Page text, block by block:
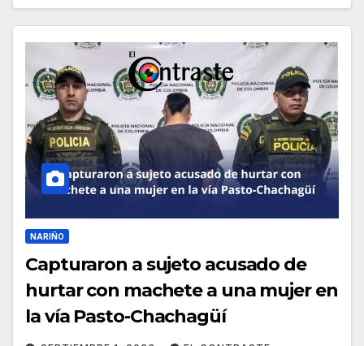
NARIÑO
Capturaron a sujeto acusado de
hurtar con machete a una mujer en
la vía Pasto-Chachagüí